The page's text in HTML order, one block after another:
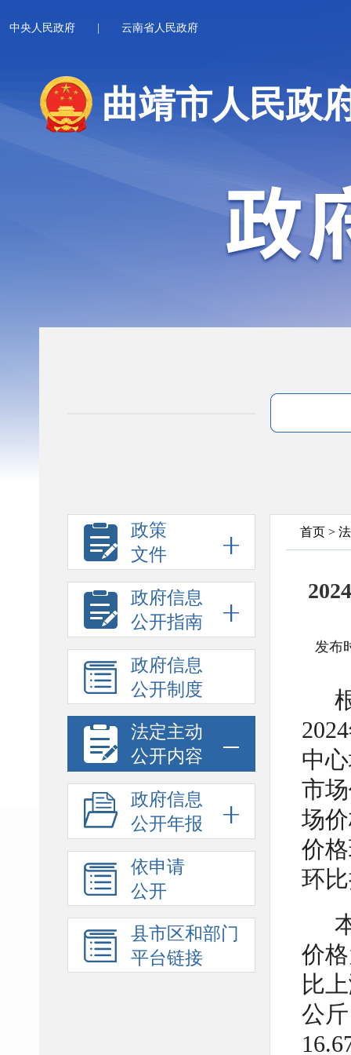
中央人民政府 云南省人民政府
曲靖市人民政
政策
文件
政府信息
公开指南
政府信息
公开制度
法定主动
公开内容
政府信息
公开年报
依申请
公开
县市区和部门
平台链接
首页 >
发布
中
市
场
价
环
价
比
公